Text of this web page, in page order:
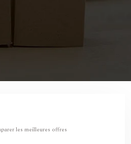
les meilleures offres